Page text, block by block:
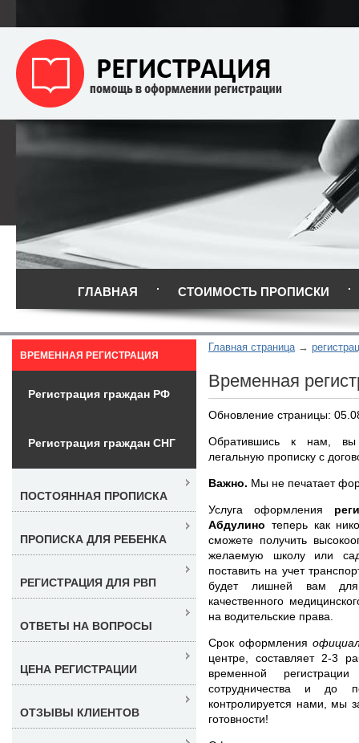
ГЛАВНАЯ СТОИМОСТЬ ПРОПИСКИ
Главная страница
Временная
Обновление страницы:
Обратившись к нам, вы
легальную прописку с
Важно. Мы не печатает
Услуга оформления
Абдулино теперь как
сможете получить
желаемую школу или
поставить на учет
будет лишней вам для
качественного
на водительские права.
Срок оформления
центре, составляет 2-3
временной
сотрудничества и до
контролируется нами, мы
готовности!
ВРЕМЕННАЯ РЕГИСТРАЦИЯ
Регистрация граждан РФ
Регистрация граждан СНГ
ПОСТОЯННАЯ ПРОПИСКА
ПРОПИСКА ДЛЯ РЕБЕНКА
РЕГИСТРАЦИЯ ДЛЯ РВП
ОТВЕТЫ НА ВОПРОСЫ
ЦЕНА РЕГИСТРАЦИИ
ОТЗЫВЫ КЛИЕНТОВ